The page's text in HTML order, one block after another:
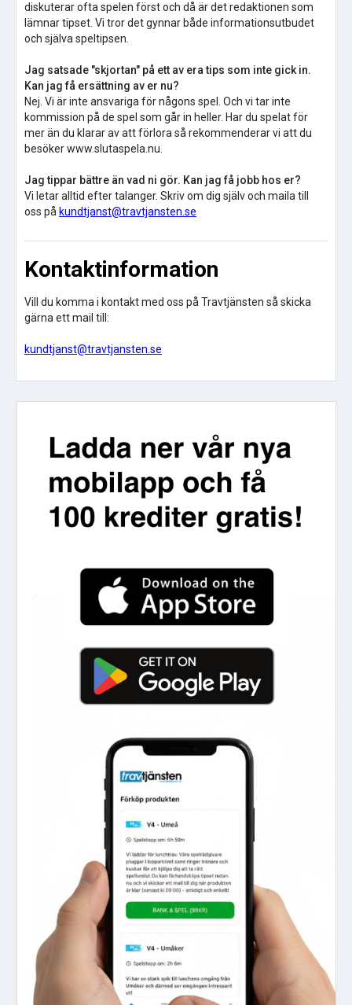
diskuterar ofta spelen först och då är det redaktionen som
lämnar tipset. Vi tror det gynnar både informationsutbudet
och själva speltipsen.
Jag satsade "skjortan" på ett av era tips som inte gick in.
Kan jag få ersättning av er nu?
Nej. Vi är inte ansvariga för någons spel. Och vi tar inte
kommission på de spel som går in heller. Har du spelat för
mer än du klarar av att förlora så rekommenderar vi att du
besöker www.slutaspela.nu.
Jag tippar bättre än vad ni gör. Kan jag få jobb hos er?
Vi letar alltid efter talanger. Skriv om dig själv och maila till
oss på kundtjanst@travtjansten.se
Kontaktinformation
Vill du komma i kontakt med oss på Travtjänsten så skicka
gärna ett mail till:
kundtjanst@travtjansten.se